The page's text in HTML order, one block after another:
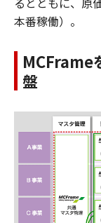
本番稼働）。
MCFrame
盤